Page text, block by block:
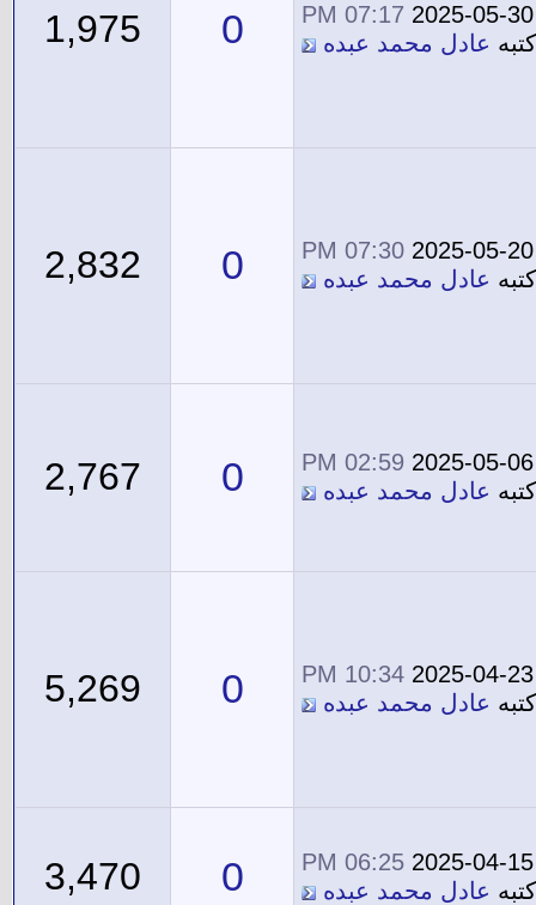
2025-05-30
07:17 PM
كتبه عادل محمد عبده 0
1,975
2025-05-20
07:30 PM
كتبه عادل محمد عبده 0
2,832
2025-05-06
02:59 PM
كتبه عادل محمد عبده 0
2,767
2025-04-23
10:34 PM
كتبه عادل محمد عبده 0
5,269
2025-04-15
06:25 PM
كتبه عادل محمد عبده 0
3,470